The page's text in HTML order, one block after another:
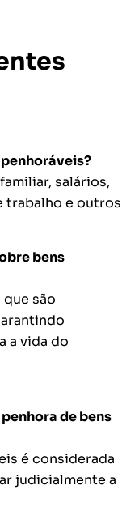
salários,
trabalho e outros
bens
são
a vida do
de bens
é considerada
judicialmente a